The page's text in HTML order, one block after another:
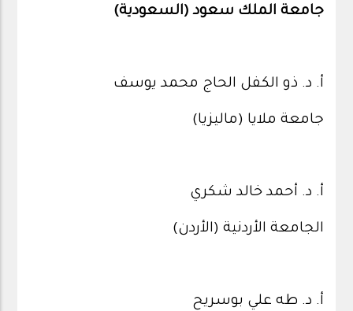
جامعة الملك سعود (السعودية)
أ. د. ذو الكفل الحاج محمد يوسف
جامعة ملايا (ماليزيا)
أ. د. أحمد خالد شكري
الجامعة الأردنية (الأردن)
أ. د. طه علي بوسريح